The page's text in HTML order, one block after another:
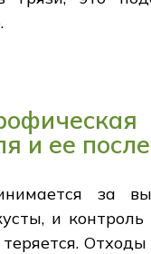
и ее
за
и контроль